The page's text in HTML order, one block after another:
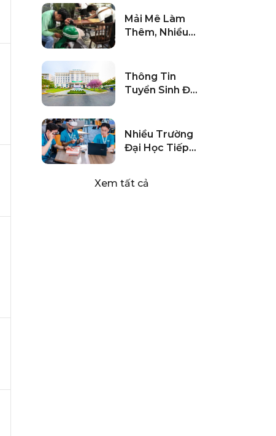
Mải Mê Làm
Thêm, Nhiều
Phí Gấp Đôi
Thông Tin
Tuyển Sinh Đại
Nhiều Trường
Đại Học Tiếp
Đào Tạo Kỹ Sư
Xem tất cả